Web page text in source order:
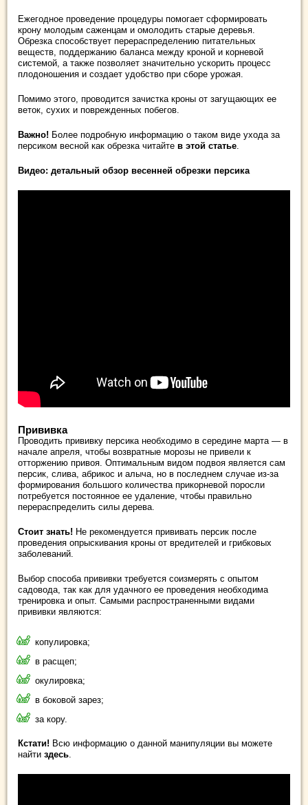
Ежегодное проведение процедуры помогает сформировать
крону молодым саженцам и омолодить старые деревья.
Обрезка способствует перераспределению питательных
веществ, поддержанию баланса между кроной и корневой
системой, а также позволяет значительно ускорить процесс
плодоношения и создает удобство при сборе урожая.
Помимо этого, проводится зачистка кроны от загущающих ее
веток, сухих и поврежденных побегов.
Важно! Более подробную информацию о таком виде ухода за
персиком весной как обрезка читайте в этой статье.
Видео: детальный обзор весенней обрезки персика
Прививка
Проводить прививку персика необходимо в середине марта — в
начале апреля, чтобы возвратные морозы не привели к
отторжению привоя. Оптимальным видом подвоя является сам
персик, слива, абрикос и алыча, но в последнем случае из-за
формирования большого количества прикорневой поросли
потребуется постоянное ее удаление, чтобы правильно
перераспределить силы дерева.
Стоит знать! Не рекомендуется прививать персик после
проведения опрыскивания кроны от вредителей и грибковых
заболеваний.
Выбор способа прививки требуется соизмерять с опытом
садовода, так как для удачного ее проведения необходима
тренировка и опыт. Самыми распространенными видами
прививки являются:
копулировка;
в расщеп;
окулировка;
в боковой зарез;
за кору.
Кстати! Всю информацию о данной манипуляции вы можете
найти здесь.